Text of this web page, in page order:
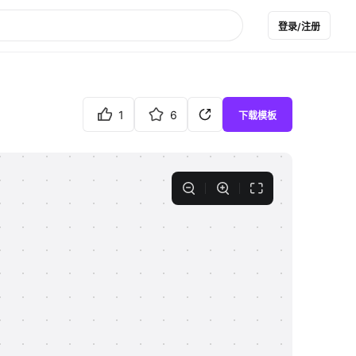
登录/注册
1 6 下载模板